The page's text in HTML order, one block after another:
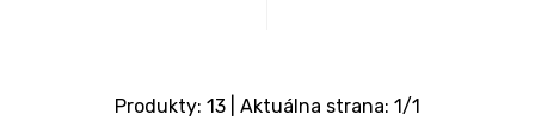
Produkty: 13 | Aktuálna strana: 1/1